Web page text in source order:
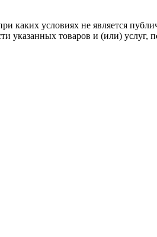
условиях не является
указанных товаров и (или)